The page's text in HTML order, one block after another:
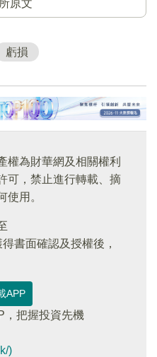
原文
虧損
權為財華網及相關權利
可，禁止進行轉載、摘
使用。
得書面確認及授權後，
APP
，把握投資先機
)